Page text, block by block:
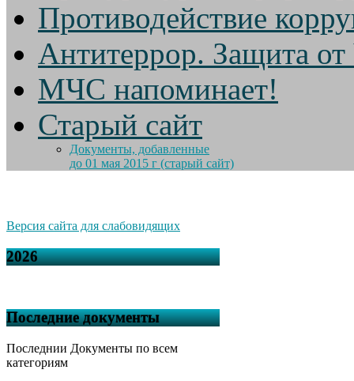
Противодействие
Антитеррор. Защита
МЧС напоминает!
Старый сайт
Документы, добавленные
до 01 мая 2015 г (старый сайт)
Версия сайта для слабовидящих
2026
Последние документы
Последнии Документы по всем
категориям